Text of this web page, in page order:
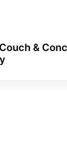
&